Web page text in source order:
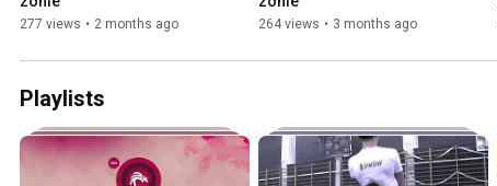
277 views • 2 months ago 264 views • 3 months ago
Playlists